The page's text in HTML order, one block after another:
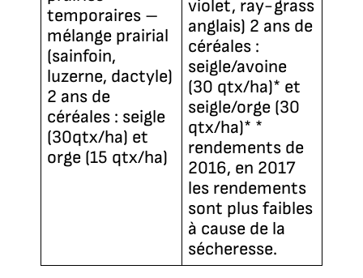
temporaires –
mélange prairial
(sainfoin,
luzerne, dactyle)
2 ans de
céréales : seigle
(30qtx/ha) et
orge (15 qtx/ha)
violet, ray-grass
anglais) 2 ans de
céréales :
seigle/avoine
(30 qtx/ha)* et
seigle/orge (30
qtx/ha)* *
rendements de
2016, en 2017
les rendements
sont plus faibles
à cause de la
sécheresse.